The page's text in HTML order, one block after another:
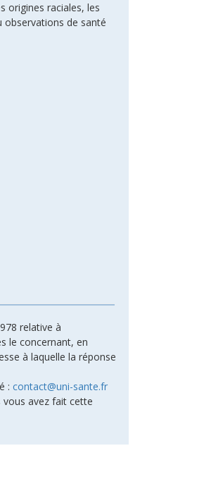
origines raciales, les
observations de santé
relative à
le concernant, en
à laquelle la réponse
: contact@uni-sante.fr
vous avez fait cette